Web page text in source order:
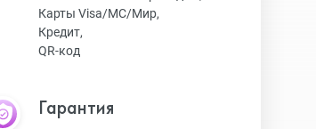
Карты Visa/MC/Мир,
Кредит,
QR-код
Гарантия